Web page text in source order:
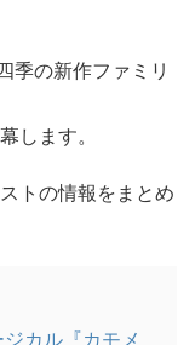
季の新作ファミリ
します。
トの情報をまとめ
カル『カモメ